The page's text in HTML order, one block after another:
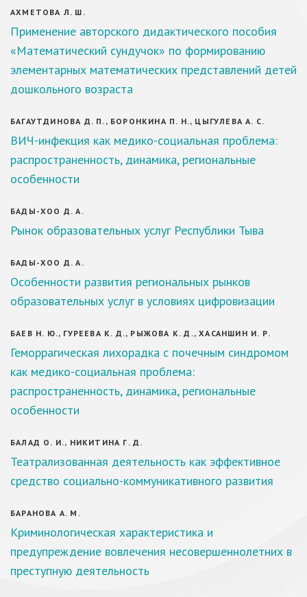
АХМЕТОВА Л. Ш.
Применение авторского дидактического пособия
«Математический сундучок» по формированию
элементарных математических представлений детей
дошкольного возраста
БАГАУТДИНОВА Д. П., БОРОНКИНА П. Н., ЦЫГУЛЕВА А. С.
ВИЧ-инфекция как медико-социальная проблема:
распространенность, динамика, региональные
особенности
БАДЫ-ХОО Д. А.
Рынок образовательных услуг Республики Тыва
БАДЫ-ХОО Д. А.
Особенности развития региональных рынков
образовательных услуг в условиях цифровизации
БАЕВ Н. Ю., ГУРЕЕВА К. Д., РЫЖОВА К. Д., ХАСАНШИН И. Р.
Геморрагическая лихорадка с почечным синдромом
как медико-социальная проблема:
распространенность, динамика, региональные
особенности
БАЛАД О. И., НИКИТИНА Г. Д.
Театрализованная деятельность как эффективное
средство социально-коммуникативного развития
БАРАНОВА А. М.
Криминологическая характеристика и
предупреждение вовлечения несовершеннолетних в
преступную деятельность